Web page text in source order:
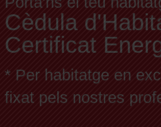
Cèdula
Certificat
* Per habitatge en
fixat pels nostres